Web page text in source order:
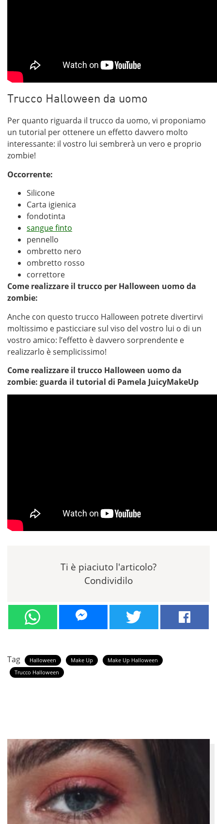
Trucco Halloween da uomo
Per quanto riguarda il trucco da uomo, vi proponiamo
un tutorial per ottenere un effetto davvero molto
interessante: il vostro lui sembrerà un vero e proprio
zombie!
Occorrente:
Silicone
Carta igienica
fondotinta
sangue finto
pennello
ombretto nero
ombretto rosso
correttore
Come realizzare il trucco per Halloween uomo da
zombie:
Anche con questo trucco Halloween potrete divertirvi
moltissimo e pasticciare sul viso del vostro lui o di un
vostro amico: l’effetto è davvero sorprendente e
realizzarlo è semplicissimo!
Come realizzare il trucco Halloween uomo da
zombie: guarda il tutorial di Pamela JuicyMakeUp
Ti è piaciuto l'articolo?
Condividilo
Tag Halloween Make Up
Make Up Halloween
Trucco Halloween